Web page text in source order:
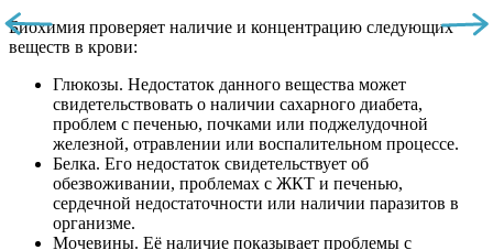
Биохимия проверяет наличие и концентрацию следующих
веществ в крови:
Глюкозы. Недостаток данного вещества может
свидетельствовать о наличии сахарного диабета,
проблем с печенью, почками или поджелудочной
железной, отравлении или воспалительном процессе.
Белка. Его недостаток свидетельствует об
обезвоживании, проблемах с ЖКТ и печенью,
сердечной недостаточности или наличии паразитов в
организме.
Мочевины. Её наличие показывает проблемы с